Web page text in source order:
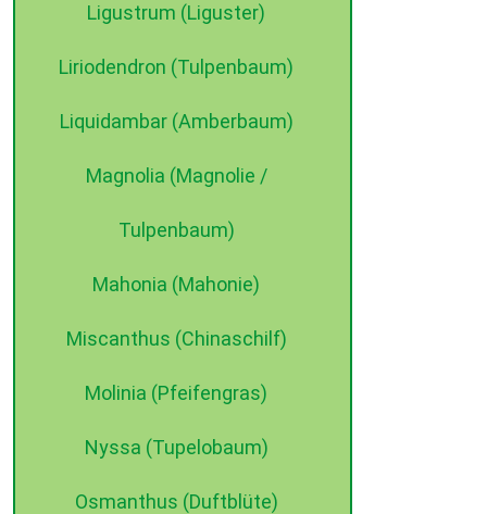
Ligustrum (Liguster)
Liriodendron (Tulpenbaum)
Liquidambar (Amberbaum)
Magnolia (Magnolie /
Tulpenbaum)
Mahonia (Mahonie)
Miscanthus (Chinaschilf)
Molinia (Pfeifengras)
Nyssa (Tupelobaum)
Osmanthus (Duftblüte)